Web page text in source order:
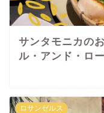
サンタモニカの
ル・アンド・ロー
ロサンゼルス